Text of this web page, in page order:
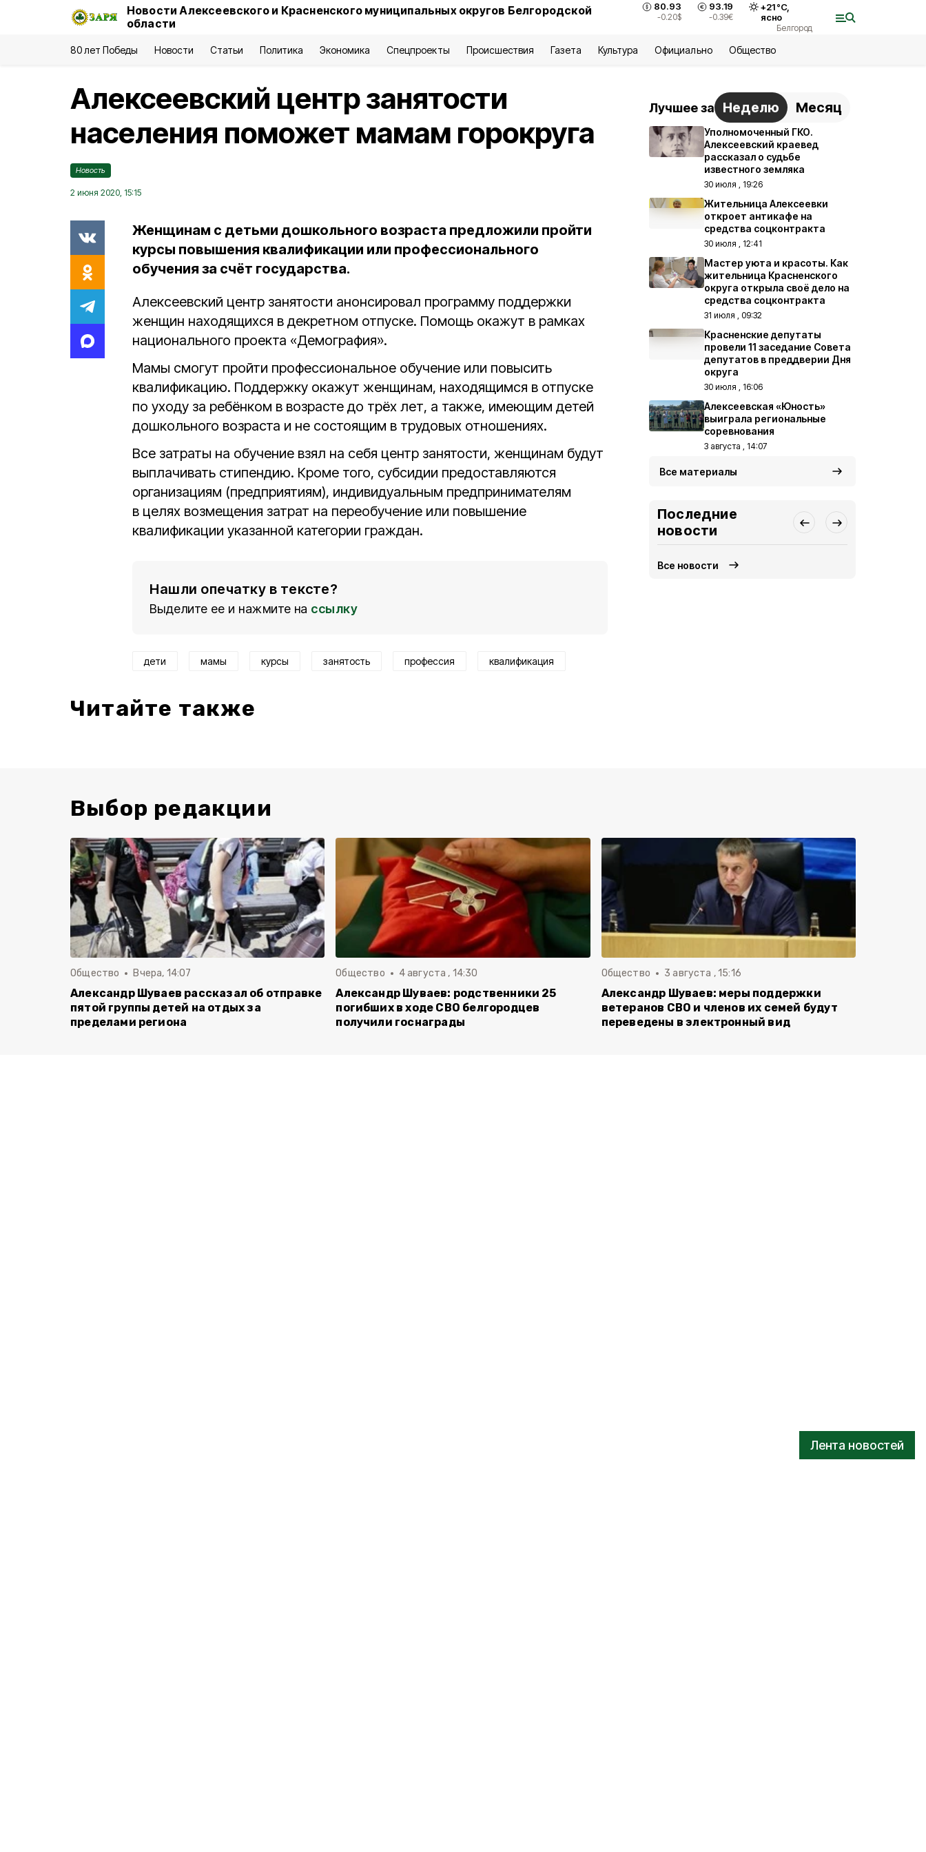
Новости Алексеевского и Красненского муниципальных округов Белгородской
области
80.93
-0.20$
93.19
-0.39€
+21°С,
ясно
Белгород
80 лет Победы Новости Статьи Политика Экономика Спецпроекты Происшествия Газета Культура Официально Общество
Лента новостей
Алексеевский центр занятости
населения поможет мамам горокруга
Новость
2 июня 2020, 15:15
Женщинам с детьми дошкольного возраста предложили пройти
курсы повышения квалификации или профессионального
обучения за счёт государства.
Алексеевский центр занятости анонсировал программу поддержки
женщин находящихся в декретном отпуске. Помощь окажут в рамках
национального проекта «Демография».
Мамы смогут пройти профессиональное обучение или повысить
квалификацию. Поддержку окажут женщинам, находящимся в отпуске
по уходу за ребёнком в возрасте до трёх лет, а также, имеющим детей
дошкольного возраста и не состоящим в трудовых отношениях.
Все затраты на обучение взял на себя центр занятости, женщинам будут
выплачивать стипендию. Кроме того, субсидии предоставляются
организациям (предприятиям), индивидуальным предпринимателям
в целях возмещения затрат на переобучение или повышение
квалификации указанной категории граждан.
Нашли опечатку в тексте?
Выделите ее и нажмите на ссылку
дети мамы курсы занятость профессия квалификация
Читайте также
Лучшее за Неделю Месяц
Уполномоченный ГКО.
Алексеевский краевед
рассказал о судьбе
известного земляка
30 июля , 19:26
Жительница Алексеевки
откроет антикафе на
средства соцконтракта
30 июля , 12:41
Мастер уюта и красоты. Как
жительница Красненского
округа открыла своё дело на
средства соцконтракта
31 июля , 09:32
Красненские депутаты
провели 11 заседание Совета
депутатов в преддверии Дня
округа
30 июля , 16:06
Алексеевская «Юность»
выиграла региональные
соревнования
3 августа , 14:07
Все материалы
Последние
новости
Все новости
Выбор редакции
Общество Вчера, 14:07
Александр Шуваев рассказал об отправке
пятой группы детей на отдых за
пределами региона
Общество 4 августа , 14:30
Александр Шуваев: родственники 25
погибших в ходе СВО белгородцев
получили госнаграды
Общество 3 августа , 15:16
Александр Шуваев: меры поддержки
ветеранов СВО и членов их семей будут
переведены в электронный вид